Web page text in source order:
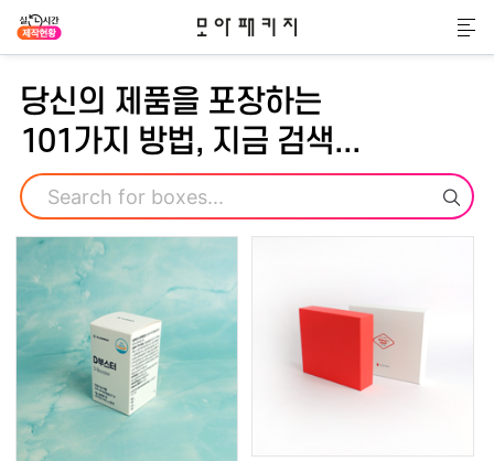
모아패키지
메
당신의 제품을 포장하는
101가지 방법, 지금 검색...
검색